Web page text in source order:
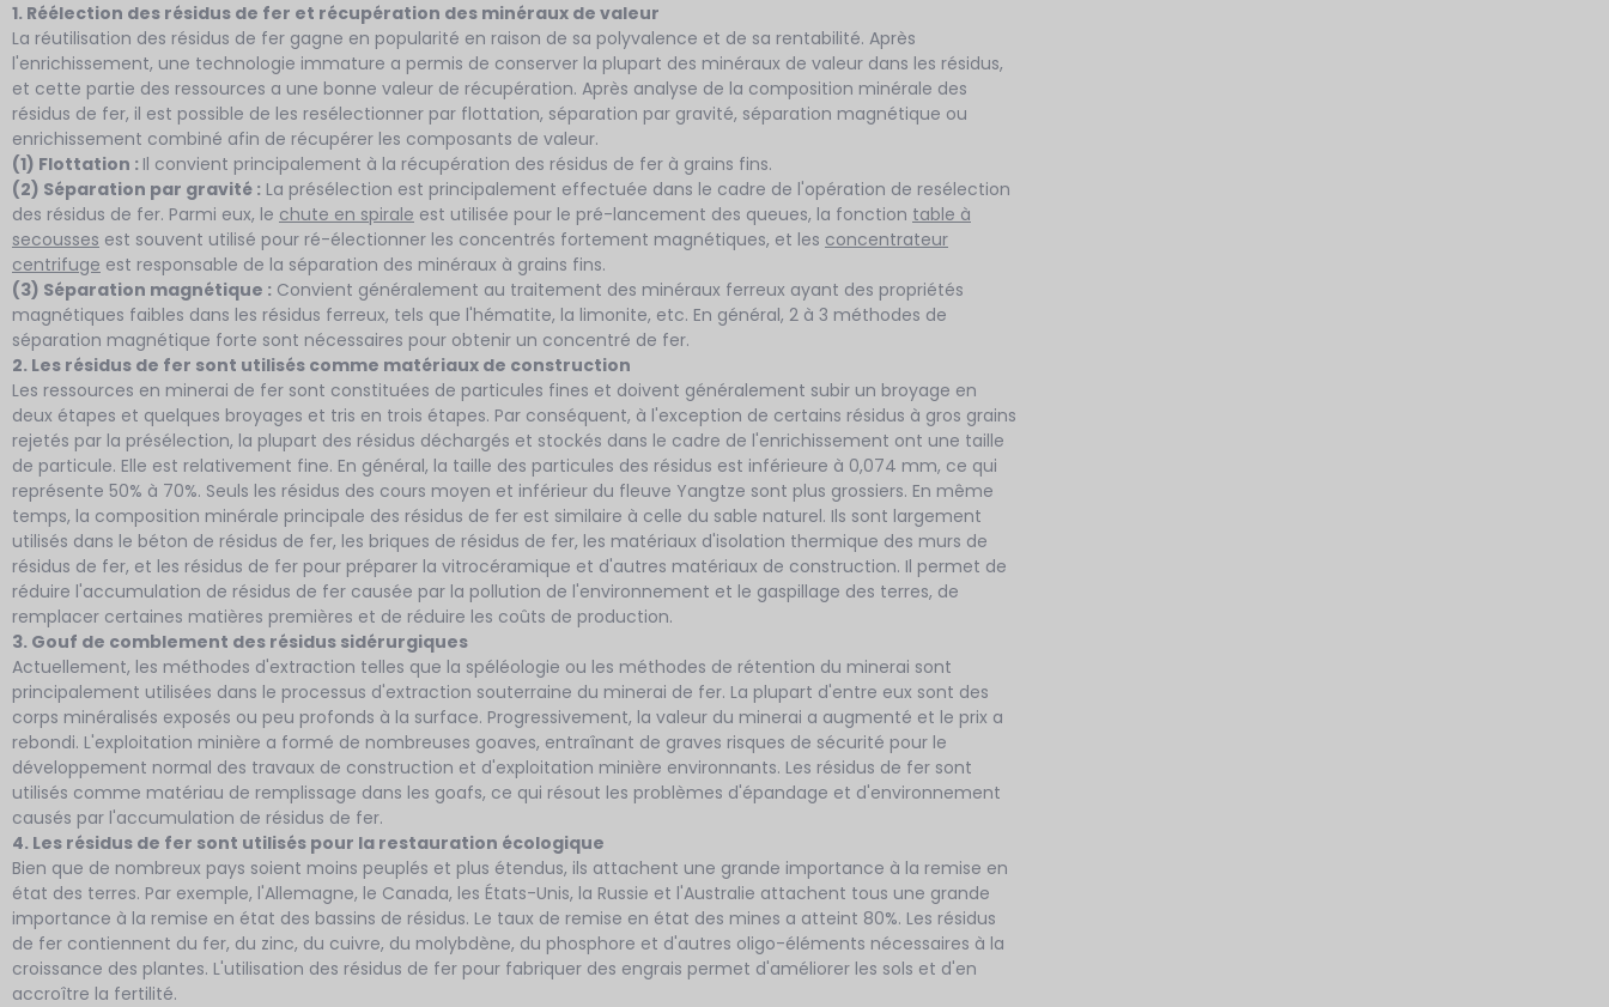
1. Réélection des résidus de fer et récupération des minéraux de valeur
La réutilisation des résidus de fer gagne en popularité en raison de sa polyvalence et de sa rentabilité. Après
l'enrichissement, une technologie immature a permis de conserver la plupart des minéraux de valeur dans les résidus,
et cette partie des ressources a une bonne valeur de récupération. Après analyse de la composition minérale des
résidus de fer, il est possible de les resélectionner par flottation, séparation par gravité, séparation magnétique ou
enrichissement combiné afin de récupérer les composants de valeur.
(1) Flottation : Il convient principalement à la récupération des résidus de fer à grains fins.
(2) Séparation par gravité : La présélection est principalement effectuée dans le cadre de l'opération de resélection
des résidus de fer. Parmi eux, le chute en spirale est utilisée pour le pré-lancement des queues, la fonction table à
secousses est souvent utilisé pour ré-électionner les concentrés fortement magnétiques, et les concentrateur
centrifuge est responsable de la séparation des minéraux à grains fins.
(3) Séparation magnétique : Convient généralement au traitement des minéraux ferreux ayant des propriétés
magnétiques faibles dans les résidus ferreux, tels que l'hématite, la limonite, etc. En général, 2 à 3 méthodes de
séparation magnétique forte sont nécessaires pour obtenir un concentré de fer.
2. Les résidus de fer sont utilisés comme matériaux de construction
Les ressources en minerai de fer sont constituées de particules fines et doivent généralement subir un broyage en
deux étapes et quelques broyages et tris en trois étapes. Par conséquent, à l'exception de certains résidus à gros grains
rejetés par la présélection, la plupart des résidus déchargés et stockés dans le cadre de l'enrichissement ont une taille
de particule. Elle est relativement fine. En général, la taille des particules des résidus est inférieure à 0,074 mm, ce qui
représente 50% à 70%. Seuls les résidus des cours moyen et inférieur du fleuve Yangtze sont plus grossiers. En même
temps, la composition minérale principale des résidus de fer est similaire à celle du sable naturel. Ils sont largement
utilisés dans le béton de résidus de fer, les briques de résidus de fer, les matériaux d'isolation thermique des murs de
résidus de fer, et les résidus de fer pour préparer la vitrocéramique et d'autres matériaux de construction. Il permet de
réduire l'accumulation de résidus de fer causée par la pollution de l'environnement et le gaspillage des terres, de
remplacer certaines matières premières et de réduire les coûts de production.
3. Gouf de comblement des résidus sidérurgiques
Actuellement, les méthodes d'extraction telles que la spéléologie ou les méthodes de rétention du minerai sont
principalement utilisées dans le processus d'extraction souterraine du minerai de fer. La plupart d'entre eux sont des
corps minéralisés exposés ou peu profonds à la surface. Progressivement, la valeur du minerai a augmenté et le prix a
rebondi. L'exploitation minière a formé de nombreuses goaves, entraînant de graves risques de sécurité pour le
développement normal des travaux de construction et d'exploitation minière environnants. Les résidus de fer sont
utilisés comme matériau de remplissage dans les goafs, ce qui résout les problèmes d'épandage et d'environnement
causés par l'accumulation de résidus de fer.
4. Les résidus de fer sont utilisés pour la restauration écologique
Bien que de nombreux pays soient moins peuplés et plus étendus, ils attachent une grande importance à la remise en
état des terres. Par exemple, l'Allemagne, le Canada, les États-Unis, la Russie et l'Australie attachent tous une grande
importance à la remise en état des bassins de résidus. Le taux de remise en état des mines a atteint 80%. Les résidus
de fer contiennent du fer, du zinc, du cuivre, du molybdène, du phosphore et d'autres oligo-éléments nécessaires à la
croissance des plantes. L'utilisation des résidus de fer pour fabriquer des engrais permet d'améliorer les sols et d'en
accroître la fertilité.